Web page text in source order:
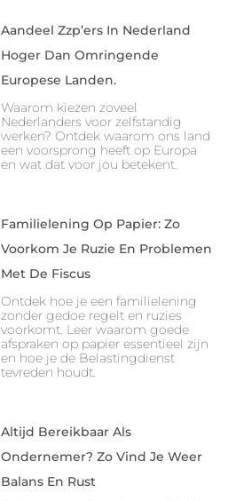
Aandeel Zzp’ers In Nederland
Hoger Dan Omringende
Europese Landen.
Waarom kiezen zoveel
Nederlanders voor zelfstandig
werken? Ontdek waarom ons land
een voorsprong heeft op Europa
en wat dat voor jou betekent.
Familielening Op Papier: Zo
Voorkom Je Ruzie En Problemen
Met De Fiscus
Ontdek hoe je een familielening
zonder gedoe regelt en ruzies
voorkomt. Leer waarom goede
afspraken op papier essentieel zijn
en hoe je de Belastingdienst
tevreden houdt.
Altijd Bereikbaar Als
Ondernemer? Zo Vind Je Weer
Balans En Rust